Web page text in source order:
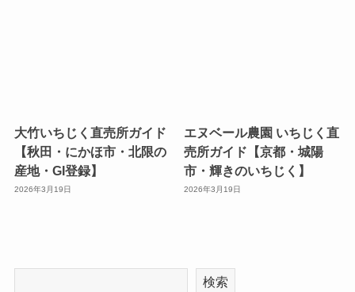
大竹いちじく直売所ガイド
【秋田・にかほ市・北限の
産地・GI登録】
2026年3月19日
エヌベール農園 いちじく直
売所ガイド【京都・城陽
市・輝きのいちじく】
2026年3月19日
検索